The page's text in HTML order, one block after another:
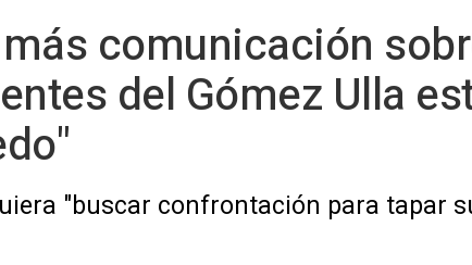
comunicación
del Gómez Ulla
"buscar confrontación para tapar